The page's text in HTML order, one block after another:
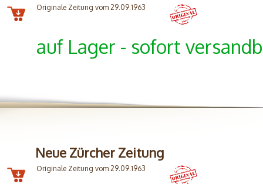
Originale Zeitung vom 29.09.1963
auf Lager - sofort
Neue Zürcher Zeitung
Originale Zeitung vom 29.09.1963